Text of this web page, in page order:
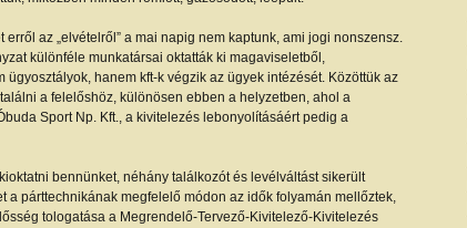
az „elvételről” a mai napig nem kaptunk, ami jogi nonszensz.
különféle munkatársai oktatták ki magaviseletből,
hanem kft-k végzik az ügyek intézését. Közöttük az
a felelőshöz, különösen ebben a helyzetben, ahol a
Sport Np. Kft., a kivitelezés lebonyolításáért pedig a
bennünket, néhány találkozót és levélváltást sikerült
a párttechnikának megfelelő módon az idők folyamán mellőztek,
tologatása a Megrendelő-Tervező-Kivitelező-Kivitelezés